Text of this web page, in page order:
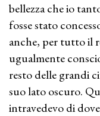
bellezza che io
fosse stato
anche, per tutto il
ugualmente
resto delle grandi
suo lato oscuro.
intravedevo di